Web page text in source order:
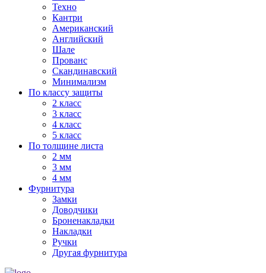
Техно
Кантри
Американский
Английский
Шале
Прованс
Скандинавский
Минимализм
По классу защиты
2 класс
3 класс
4 класс
5 класс
По толщине листа
2 мм
3 мм
4 мм
Фурнитура
Замки
Доводчики
Броненакладки
Накладки
Ручки
Другая фурнитура